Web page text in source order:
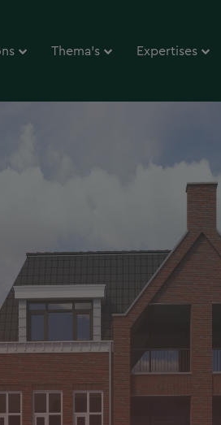
Thema’s Expertises